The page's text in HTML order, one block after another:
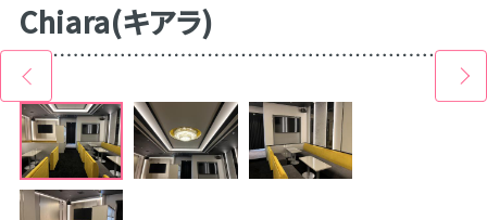
Chiara(キアラ)